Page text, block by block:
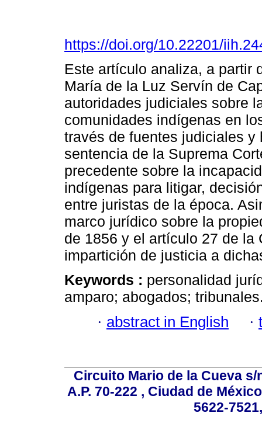
https://doi.org/10.22201/
Este artículo analiza, a partir
María de la Luz Servín de
autoridades judiciales sobre
comunidades indígenas en
través de fuentes judiciales
sentencia de la Suprema
precedente sobre la
indígenas para litigar,
entre juristas de la época.
marco jurídico sobre la
de 1856 y el artículo 27 de la
impartición de justicia a
Keywords : personalidad
amparo; abogados;
· abstract in English ·
Circuito Mario de la Cueva
A.P. 70-222 , Ciudad de
5622-